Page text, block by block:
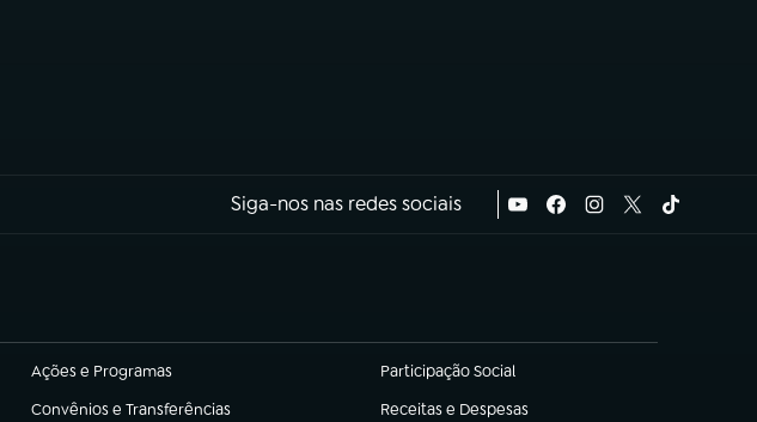
Siga-nos nas redes sociais
Ações e Programas
(abre em nova aba) Participação Social
(abre em nova aba)
Convênios e Transferências
(abre em nova aba) Receitas e Despesas
(abre em nova aba)